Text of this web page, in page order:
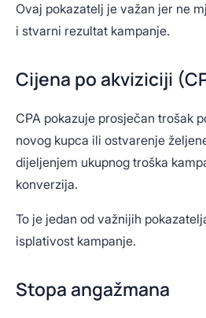
Ovaj pokazatelj je važan jer ne
i stvarni rezultat kampanje.
Cijena po akviziciji
CPA pokazuje prosječan trošak
novog kupca ili ostvarenje
dijeljenjem ukupnog troška
konverzija.
To je jedan od važnijih
isplativost kampanje.
Stopa angažmana